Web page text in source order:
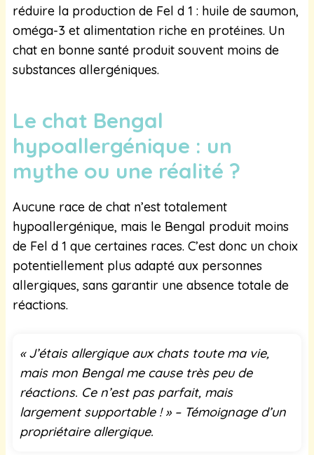
réduire la production de Fel d 1 : huile de saumon,
oméga-3 et alimentation riche en protéines. Un
chat en bonne santé produit souvent moins de
substances allergéniques.
Le chat Bengal
hypoallergénique : un
mythe ou une réalité ?
Aucune race de chat n’est totalement
hypoallergénique, mais le Bengal produit moins
de Fel d 1 que certaines races. C’est donc un choix
potentiellement plus adapté aux personnes
allergiques, sans garantir une absence totale de
réactions.
« J’étais allergique aux chats toute ma vie,
mais mon Bengal me cause très peu de
réactions. Ce n’est pas parfait, mais
largement supportable ! » – Témoignage d’un
propriétaire allergique.